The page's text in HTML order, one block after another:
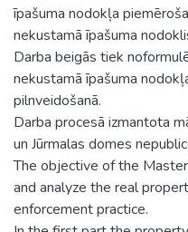
īpašuma nodokļa
nekustamā īpašuma
Darba beigās tiek
nekustamā īpašuma
pilnveidošanā.
Darba procesā izmantota
un Jūrmalas domes
The objective of the
and analyze the real
enforcement practice.